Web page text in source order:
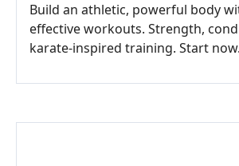
Build an athletic, powerful body
effective workouts. Strength,
karate-inspired training. Start now.